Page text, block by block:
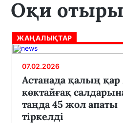
Оқи
ЖАҢАЛЫҚТАР
07.02.2026
Астанада қалың
көктайғақ
таңда 45 жол апаты
тіркелді